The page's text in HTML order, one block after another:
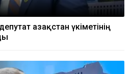
Қазақстан үкіметінің